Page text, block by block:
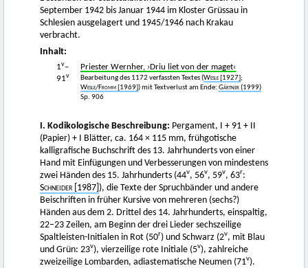
September 1942 bis Januar 1944 im Kloster Grüssau in
Schlesien ausgelagert und 1945/1946 nach Krakau
verbracht.
Inhalt:
1v–
91v
Priester Wernher, ›Driu liet von der maget‹
Bearbeitung des 1172 verfassten Textes (Wesle [1927];
Wesle/Fromm [1969]) mit Textverlust am Ende: Gärtner(1999)
Sp. 906
I. Kodikologische Beschreibung: Pergament, I + 91 + II
(Papier) + I Blätter, ca. 164 × 115 mm, frühgotische
kalligrafische Buchschrift des 13. Jahrhunderts von einer
Hand mit Einfügungen und Verbesserungen von mindestens
zwei Händen des 15. Jahrhunderts (44v, 56v, 59v, 63r:
Schneider [1987] ), die Texte der Spruchbänder und andere
Beischriften in früher Kursive von mehreren (sechs?)
Händen aus dem 2. Drittel des 14. Jahrhunderts, einspaltig,
22–23 Zeilen, am Beginn der drei Lieder sechszeilige
Spaltleisten-Initialen in Rot (50r) und Schwarz (2v, mit Blau
und Grün: 23v), vierzeilige rote Initiale (5v), zahlreiche
zweizeilige Lombarden, adiastematische Neumen (71v).